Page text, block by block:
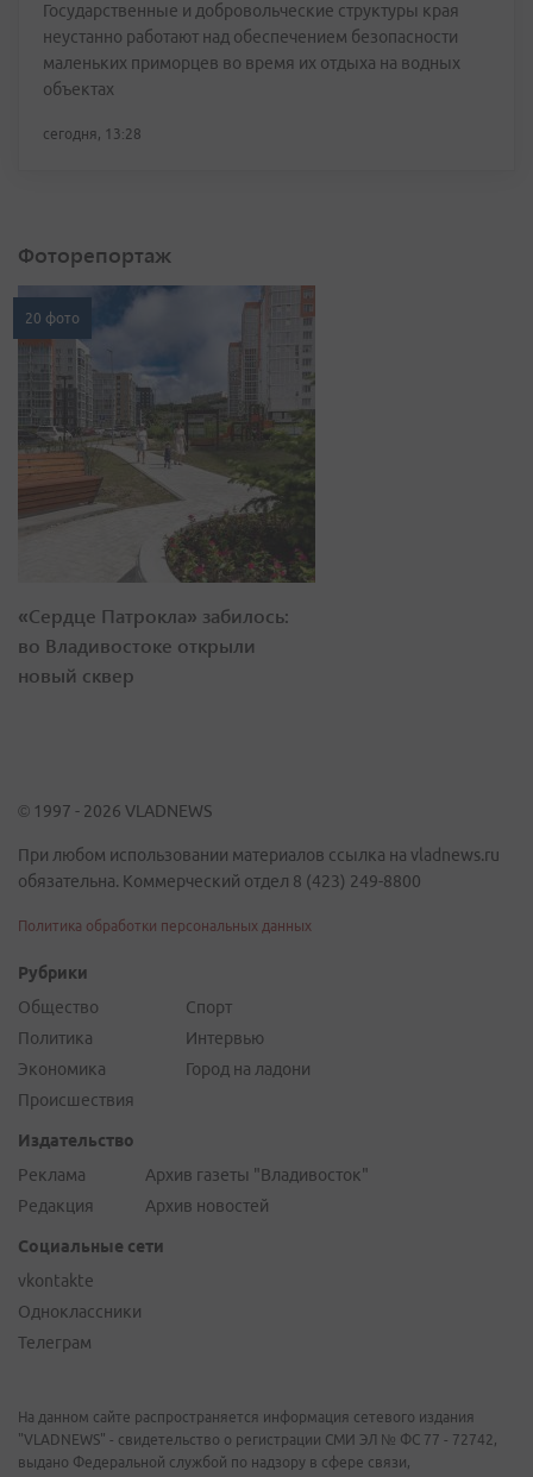
Государственные и добровольческие структуры края
неустанно работают над обеспечением безопасности
маленьких приморцев во время их отдыха на водных
объектах
сегодня, 13:28
Фоторепортаж
20 фото
«Сердце Патрокла» забилось:
во Владивостоке открыли
новый сквер
© 1997 - 2026 VLADNEWS
При любом использовании материалов ссылка на vladnews.ru
обязательна. Коммерческий отдел 8 (423) 249-8800
Политика обработки персональных данных
Рубрики
Общество
Политика
Экономика
Происшествия
Спорт
Интервью
Город на ладони
Издательство
Реклама
Редакция
Архив газеты "Владивосток"
Архив новостей
Социальные сети
vkontakte
Одноклассники
Телеграм
На данном сайте распространяется информация сетевого издания
"VLADNEWS" - свидетельство о регистрации СМИ ЭЛ № ФС 77 - 72742,
выдано Федеральной службой по надзору в сфере связи,